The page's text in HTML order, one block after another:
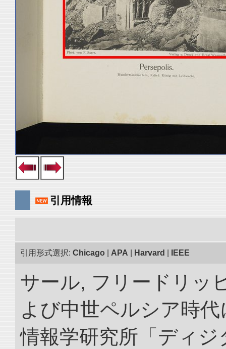
引用情報
引用形式選択: Chicago APA Harvard IEEE
サール, フリードリッ
よび中世ペルシア時
情報学研究所「ディ